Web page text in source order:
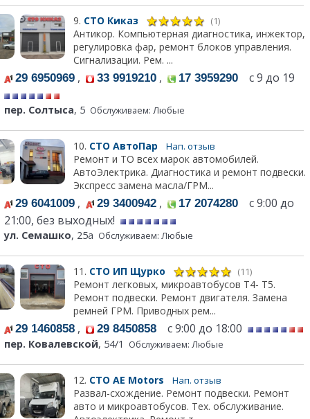
9. СТО Киказ (1)
Антикор. Компьютерная диагностика, инжектор,
регулировка фар, ремонт блоков управления.
Сигнализации. Рем. ...
29 6950969 , 33 9919210 , 17 3959290 с 9 до 19
пер. Солтыса, 5 Обслуживаем: Любые
10. СТО АвтоПар Нап. отзыв
Ремонт и ТО всех марок автомобилей.
АвтоЭлектрика. Диагностика и ремонт подвески.
Экспресс замена масла/ГРМ...
29 6041009 , 29 3400942 , 17 2074280 с 9:00 до
21:00, без выходных!
ул. Семашко, 25а Обслуживаем: Любые
11. СТО ИП Щурко (11)
Ремонт легковых, микроавтобусов Т4- Т5.
Ремонт подвески. Ремонт двигателя. Замена
ремней ГРМ. Приводных рем...
29 1460858 , 29 8450858 с 9:00 до 18:00
пер. Ковалевской, 54/1 Обслуживаем: Любые
12. СТО АЕ Моtors Нап. отзыв
Развал-схождение. Ремонт подвески. Ремонт
авто и микроавтобусов. Тех. обслуживание.